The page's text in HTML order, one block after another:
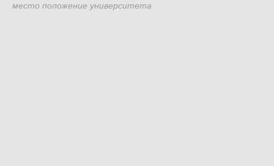
место положение университета